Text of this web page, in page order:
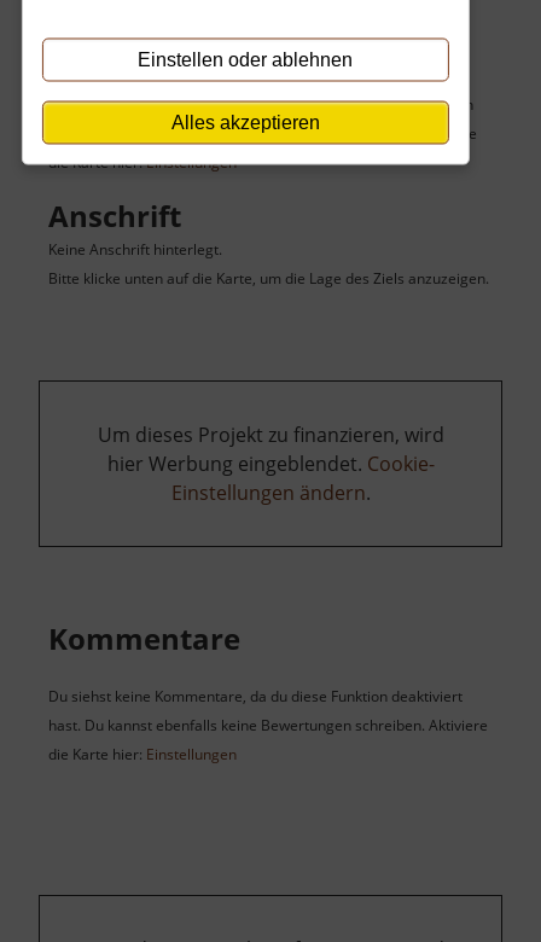
Einstellen oder ablehnen
Alles akzeptieren
Karte
Du siehst hier keine Karte des Zieles sowie seiner umgebenden
Sehenswürdigkeiten, weil du die Karte deaktiviert hast. Aktiviere
die Karte hier:Einstellungen
Anschrift
Keine Anschrift hinterlegt.
Bitte klicke unten auf die Karte, um die Lage des Ziels anzuzeigen.
Um dieses Projekt zu finanzieren, wird
hier Werbung eingeblendet. Cookie-
Einstellungen ändern.
Kommentare
Du siehst keine Kommentare, da du diese Funktion deaktiviert
hast. Du kannst ebenfalls keine Bewertungen schreiben. Aktiviere
die Karte hier: Einstellungen